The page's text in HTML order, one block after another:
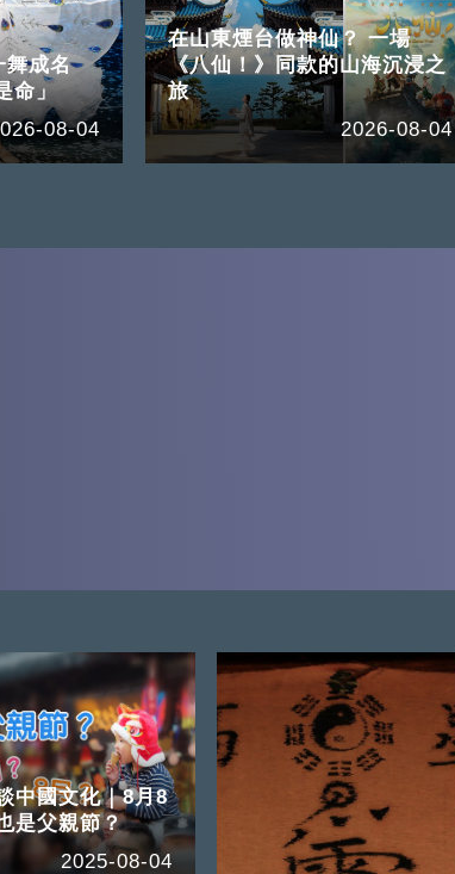
舞成名
命」
08-04
在山東煙台做神仙？ 一場
《八仙！》同款的山海沉浸之
旅
2026-08-04
中國文化｜8月8
是父親節？
2025-08-04